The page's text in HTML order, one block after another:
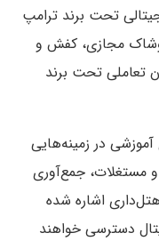
تحت برند ترامپ
مجازی، کفش و
تعاملی تحت برند
در زمینه‌هایی
مستغلات، جمع‌آوری
اشاره شده
دسترسی خواهند